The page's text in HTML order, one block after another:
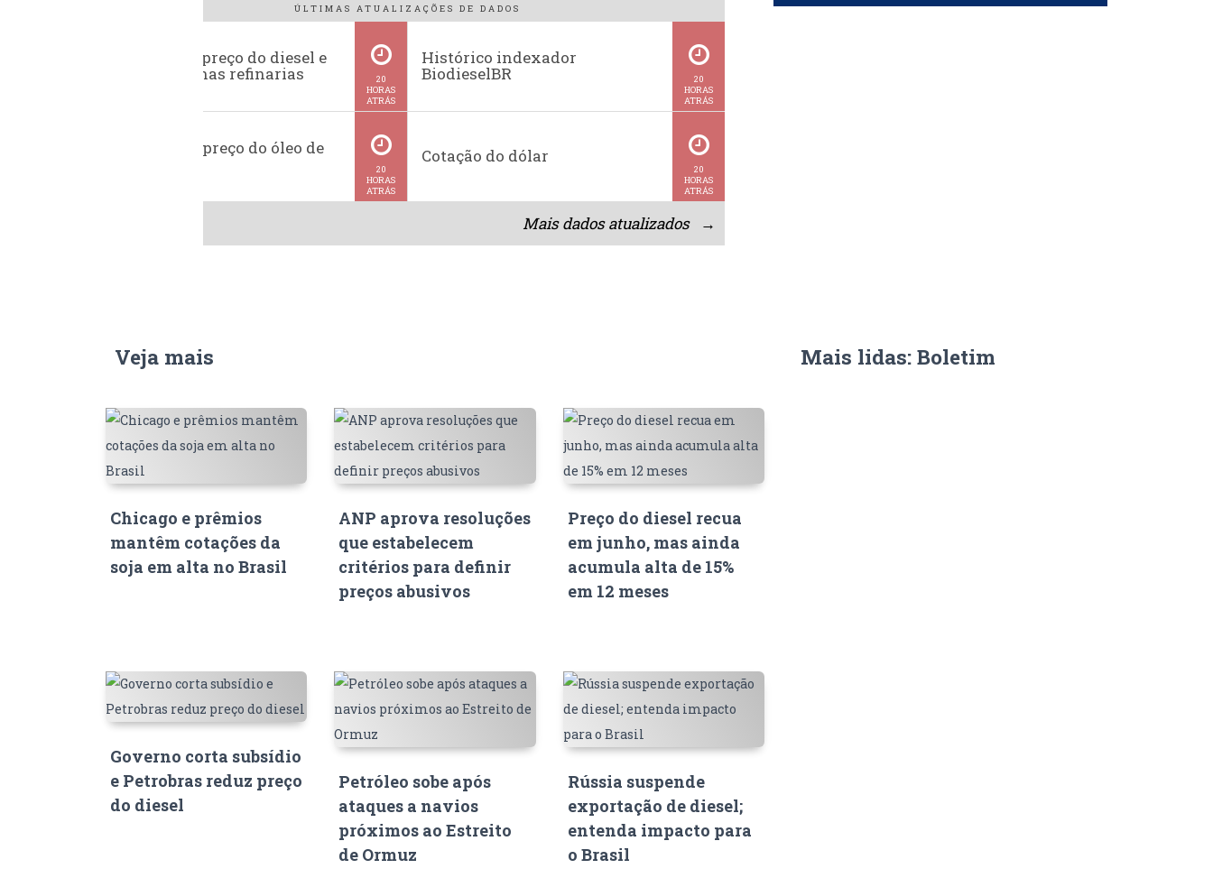
ÚLTIMAS ATUALIZAÇÕES DE DADOS
Evolução do preço do diesel e
da gasolina nas refinarias
20
HORAS
ATRÁS
Histórico indexador
BiodieselBR
20
HORAS
ATRÁS
Histórico do preço do óleo de
20
HORAS
ATRÁS
Cotação do dólar
20
HORAS
ATRÁS
Mais dados atualizados →
Veja mais
Chicago e prêmios
mantêm cotações da
soja em alta no Brasil
ANP aprova resoluções
que estabelecem
critérios para definir
preços abusivos
Preço do diesel recua
em junho, mas ainda
acumula alta de 15%
em 12 meses
Governo corta subsídio
e Petrobras reduz preço
do diesel
Petróleo sobe após
ataques a navios
próximos ao Estreito
de Ormuz
Rússia suspende
exportação de diesel;
entenda impacto para
o Brasil
Mais lidas: Boletim